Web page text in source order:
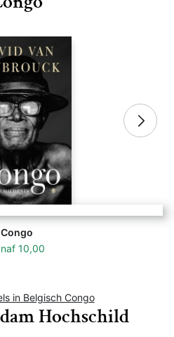
Congo
10,00
in Belgisch Congo
Hochschild